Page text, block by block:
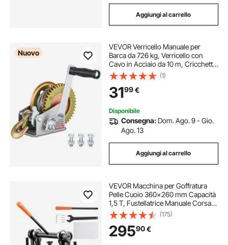
Aggiungi al carrello
Nuovo
VEVOR Verricello Manuale per
Barca da 726 kg, Verricello con
Cavo in Acciaio da 10 m, Cricchetto
Bidirezioanle e Maniglia Antiscivolo,
Facile da Installare, Ideale per
Rimorchi per Barche e ATV
(1)
3199€
Disponibile
Consegna: Dom. Ago. 9 - Gio.
Ago. 13
Aggiungi al carrello
VEVOR Macchina per Goffratura
Pelle Cuoio 360x260 mm Capacità
1,5 T, Fustellatrice Manuale Corsa
Regolabile 12 mm Perforatrice
Goffratura Manuale per Pelle Carta
Espanso Plastica Gomma Vari
Materiali
(175)
29590€